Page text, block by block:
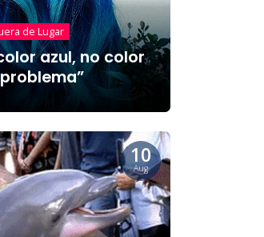
de Lugar
azul, no color
10
Aug